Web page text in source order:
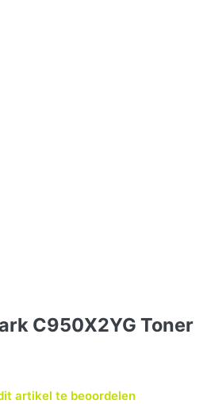
C950X2YG Toner
artikel te beoordelen